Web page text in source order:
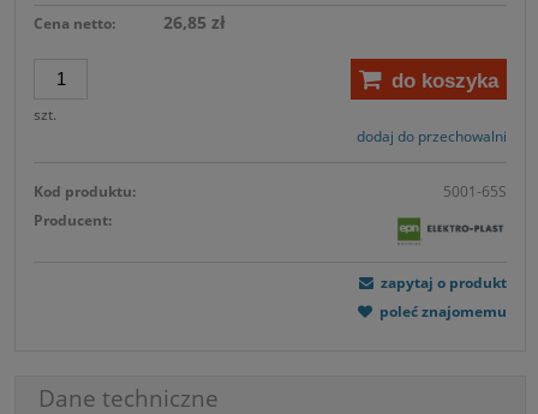
Cena netto: 26,85 zł
szt.
do koszyka
dodaj do przechowalni
Kod produktu:
5001-65S
Producent:
zapytaj o produkt
poleć znajomemu
Dane techniczne